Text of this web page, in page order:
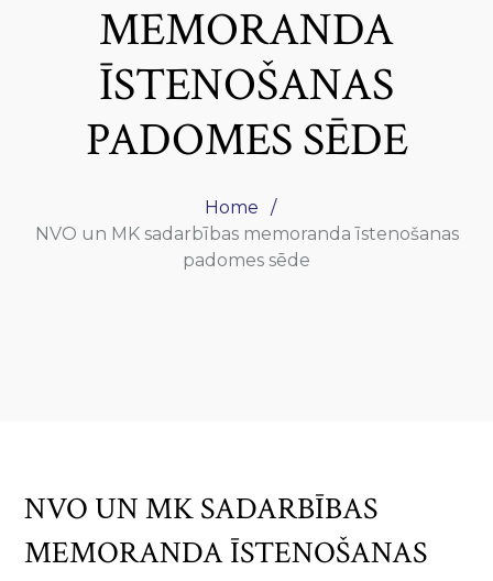
MEMORANDA
ĪSTENOŠANAS
PADOMES SĒDE
Home
NVO un MK sadarbības memoranda īstenošanas
padomes sēde
NVO UN MK SADARBĪBAS
MEMORANDA ĪSTENOŠANAS